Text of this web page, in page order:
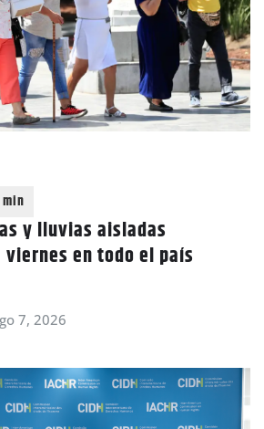
y lluvias aisladas
en todo el país
7, 2026